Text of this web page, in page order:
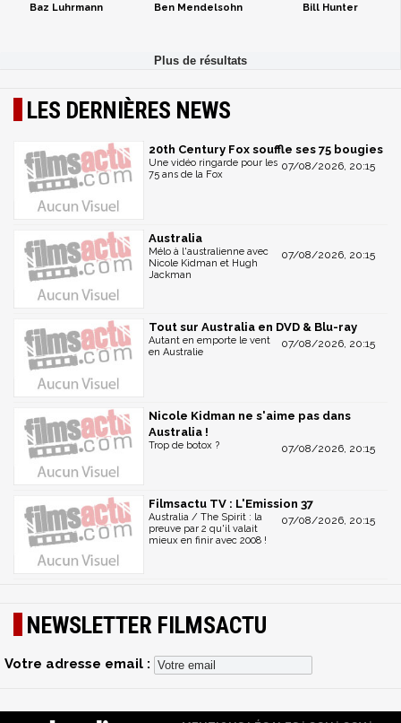
Baz Luhrmann Ben Mendelsohn Bill Hunter
LES DERNIÈRES NEWS
20th Century Fox souffle ses 75 bougies
07/08/2026, 20:15
Une vidéo ringarde pour les
75 ans de la Fox
Australia
07/08/2026, 20:15
Mélo à l'australienne avec
Nicole Kidman et Hugh
Jackman
Tout sur Australia en DVD & Blu-ray
07/08/2026, 20:15
Autant en emporte le vent
en Australie
Nicole Kidman ne s'aime pas dans
Australia !
07/08/2026, 20:15
Trop de botox ?
Filmsactu TV : L'Emission 37
07/08/2026, 20:15
Australia / The Spirit : la
preuve par 2 qu'il valait
mieux en finir avec 2008 !
NEWSLETTER FILMSACTU
Votre adresse email :